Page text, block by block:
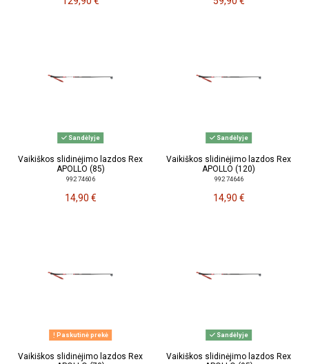
Sandėlyje
Vaikiškos slidinėjimo lazdos Rex
APOLLO (85)
992 74606
14,90 €
Sandėlyje
Vaikiškos slidinėjimo lazdos Rex
APOLLO (120)
992 74646
14,90 €
Paskutinė prekė
Vaikiškos slidinėjimo lazdos Rex
Sandėlyje
Vaikiškos slidinėjimo lazdos Rex